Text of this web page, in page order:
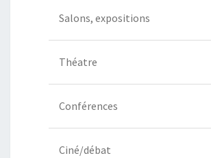
Salons, expositions
Théatre
Conférences
Ciné/débat